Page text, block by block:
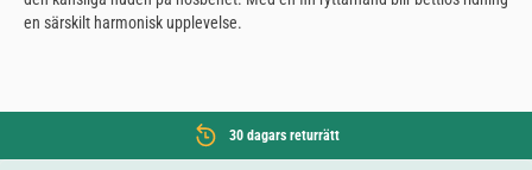
en särskilt harmonisk upplevelse.
30 dagars returrätt